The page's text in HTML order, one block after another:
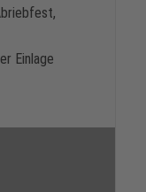
Einlage